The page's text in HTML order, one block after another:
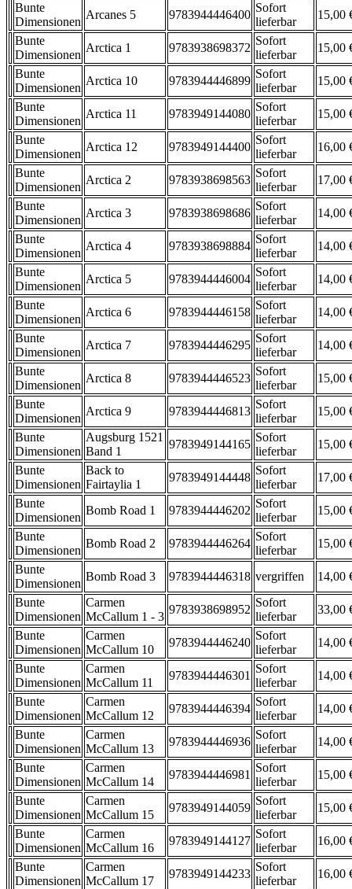
Bunte
Dimensionen
Arcanes 5 9783944446400
Sofort
lieferbar
15,00
Bunte
Dimensionen
Arctica 1 9783938698372
Sofort
lieferbar
15,00
Bunte
Dimensionen
Arctica 10 9783944446899
Sofort
lieferbar
15,00
Bunte
Dimensionen
Arctica 11 9783949144080
Sofort
lieferbar
15,00
Bunte
Dimensionen
Arctica 12 9783949144400
Sofort
lieferbar
16,00
Bunte
Dimensionen
Arctica 2 9783938698563
Sofort
lieferbar
17,00
Bunte
Dimensionen
Arctica 3 9783938698686
Sofort
lieferbar
14,00
Bunte
Dimensionen
Arctica 4 9783938698884
Sofort
lieferbar
14,00
Bunte
Dimensionen
Arctica 5 9783944446004
Sofort
lieferbar
14,00
Bunte
Dimensionen
Arctica 6 9783944446158
Sofort
lieferbar
14,00
Bunte
Dimensionen
Arctica 7 9783944446295
Sofort
lieferbar
14,00
Bunte
Dimensionen
Arctica 8 9783944446523
Sofort
lieferbar
15,00
Bunte
Dimensionen
Arctica 9 9783944446813
Sofort
lieferbar
15,00
Bunte
Dimensionen
Augsburg 1521
Band 1
9783949144165
Sofort
lieferbar
15,00
Bunte
Dimensionen
Back to
Fairtaylia 1
9783949144448
Sofort
lieferbar
17,00
Bunte
Dimensionen
Bomb Road 1 9783944446202
Sofort
lieferbar
15,00
Bunte
Dimensionen
Bomb Road 2 9783944446264
Sofort
lieferbar
15,00
Bunte
Dimensionen
Bomb Road 3 9783944446318 vergriffen
14,00
Bunte
Dimensionen
Carmen
McCallum 1 - 3
9783938698952
Sofort
lieferbar
33,00
Bunte
Dimensionen
Carmen
McCallum 10
9783944446240
Sofort
lieferbar
14,00
Bunte
Dimensionen
Carmen
McCallum 11
9783944446301
Sofort
lieferbar
14,00
Bunte
Dimensionen
Carmen
McCallum 12
9783944446394
Sofort
lieferbar
14,00
Bunte
Dimensionen
Carmen
McCallum 13
9783944446936
Sofort
lieferbar
14,00
Bunte
Dimensionen
Carmen
McCallum 14
9783944446981
Sofort
lieferbar
15,00
Bunte
Dimensionen
Carmen
McCallum 15
9783949144059
Sofort
lieferbar
15,00
Bunte
Dimensionen
Carmen
McCallum 16
9783949144127
Sofort
lieferbar
16,00
Bunte
Dimensionen
Carmen
McCallum 17
9783949144233
Sofort
lieferbar
16,00